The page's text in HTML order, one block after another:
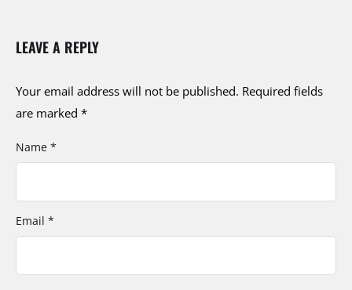
LEAVE A REPLY
Your email address will not be published. Required fields
are marked *
Name *
Email *